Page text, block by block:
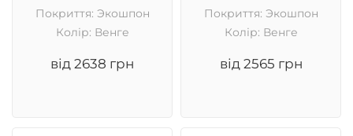
Покриття: Экошпон
Колір: Венге
від 2638 грн
Покриття: Экошпон
Колір: Венге
від 2565 грн